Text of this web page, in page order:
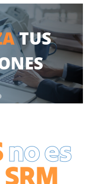
TUS
no es
SRM